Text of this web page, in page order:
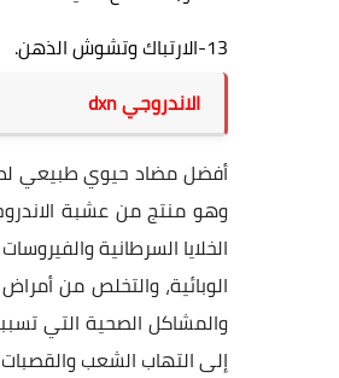
13-الارتباك وتشوش الذهن.
الاندروجي dxn
أفضل مضاد حيوي طبيعي لطرد
وهو منتج من عشبة
الخلايا السرطانية
الوبائية، والتخلص من
والمشاكل الصحية التي